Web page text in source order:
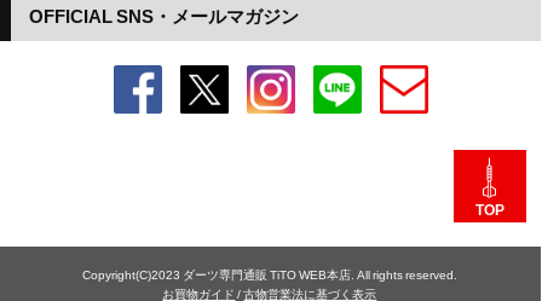
OFFICIAL SNS・メールマガジン
TOP
Copyright(C)2023 ダーツ専門通販 TiTO WEB本店. All rights reserved.
お買物ガイド /古物営業法に基づく表示